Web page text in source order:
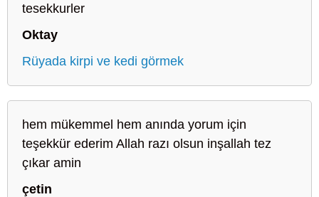
tesekkurler
Oktay
Rüyada kirpi ve kedi görmek
hem mükemmel hem anında yorum için
teşekkür ederim Allah razı olsun inşallah tez
çıkar amin
çetin